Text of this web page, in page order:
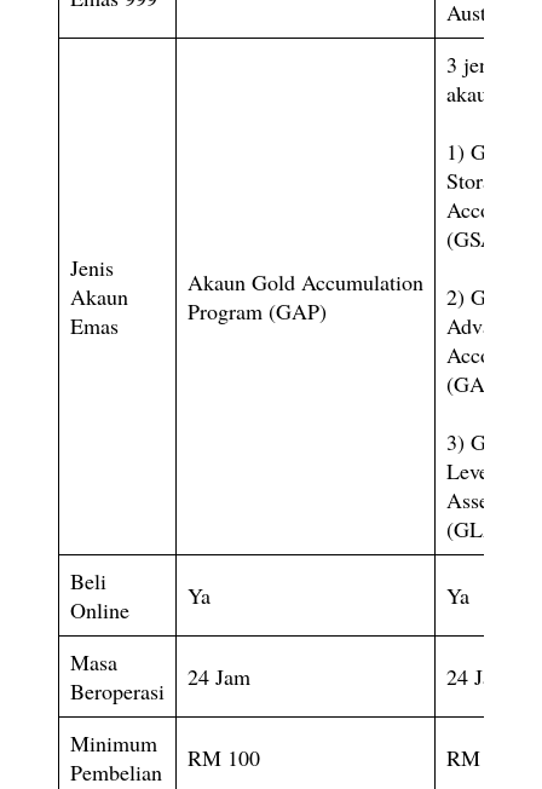
Australia
Jenis
Akaun
Emas
Akaun Gold Accumulation
Program (GAP)
3 jenis
akaun
1) Gold
Storage
Account
(GSA)
2) Gold
Advance
Account
(GAA)
3) Gold
Leverage
Asset
(GLA)
Beli
Online
Ya Ya
Masa
Beroperasi
24 Jam 24 Jam
Minimum
Pembelian
RM 100 RM 10